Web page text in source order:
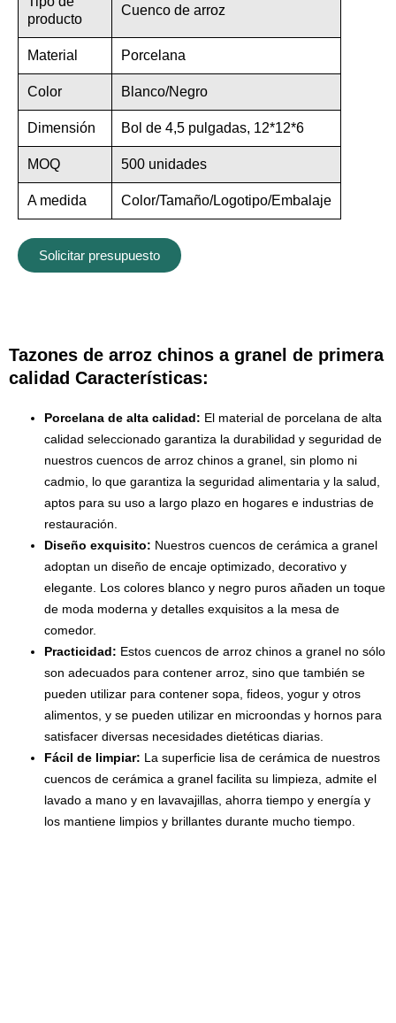
producto
Cuenco de arroz
Material Porcelana
Color Blanco/Negro
Dimensión Bol de 4,5 pulgadas, 12*12*6
MOQ 500 unidades
A medida Color/Tamaño/Logotipo/Embalaje
Solicitar presupuesto
Tazones de arroz chinos a granel de primera
calidad Características:
Porcelana de alta calidad: El material de porcelana de alta
calidad seleccionado garantiza la durabilidad y seguridad de
nuestros cuencos de arroz chinos a granel, sin plomo ni
cadmio, lo que garantiza la seguridad alimentaria y la salud,
aptos para su uso a largo plazo en hogares e industrias de
restauración.
Diseño exquisito: Nuestros cuencos de cerámica a granel
adoptan un diseño de encaje optimizado, decorativo y
elegante. Los colores blanco y negro puros añaden un toque
de moda moderna y detalles exquisitos a la mesa de
comedor.
Practicidad: Estos cuencos de arroz chinos a granel no sólo
son adecuados para contener arroz, sino que también se
pueden utilizar para contener sopa, fideos, yogur y otros
alimentos, y se pueden utilizar en microondas y hornos para
satisfacer diversas necesidades dietéticas diarias.
Fácil de limpiar: La superficie lisa de cerámica de nuestros
cuencos de cerámica a granel facilita su limpieza, admite el
lavado a mano y en lavavajillas, ahorra tiempo y energía y
los mantiene limpios y brillantes durante mucho tiempo.